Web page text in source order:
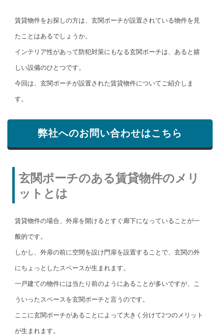
賃貸物件をお探しの方は、玄関ポーチが設置されている物件を見
たことはあるでしょうか。
インテリア性があって防犯対策にもなる玄関ポーチは、あると嬉
しい設備のひとつです。
今回は、玄関ポーチが設置された賃貸物件についてご紹介しま
す。
弊社へのお問い合わせはこちら
玄関ポーチのある賃貸物件のメリ
ットとは
賃貸物件の場合、外扉を開けるとすぐ廊下になっていることが一
般的です。
しかし、外扉の前に空間を設け門扉を設置することで、玄関の外
にちょっとしたスペースが生まれます。
一戸建ての物件には当たり前のようにあることが多いですが、こ
ういったスペースを玄関ポーチと言うのです。
ここに玄関ポーチがあることによって大きく分けて2つのメリット
が生まれます。